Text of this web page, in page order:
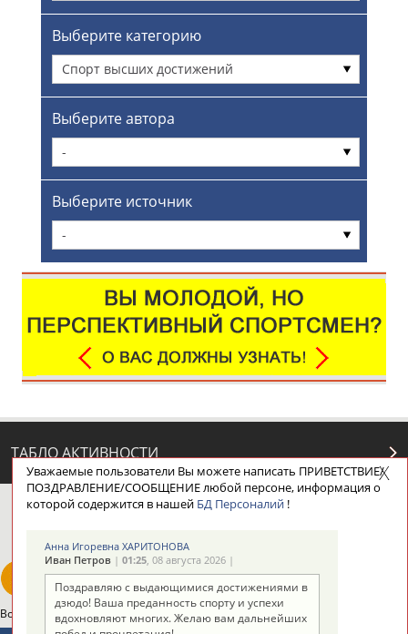
Выберите категорию
Спорт высших достижений
Выберите автора
-
Выберите источник
-
ТАБЛО АКТИВНОСТИ
ЦЕЛИ ПРОЕКТА НАШИ КНОПКИ
Вопросы сотрудничества и совместной деятельностиinform@infosport.ru
Уважаемые пользователи Вы можете написать ПРИВЕТСТВИЕ/
ПОЗДРАВЛЕНИЕ/СООБЩЕНИЕ любой персоне, информация о
которой содержится в нашей БД Персоналий!
Анна Игоревна ХАРИТОНОВА
Иван Петров| 01:25, 08 августа 2026 |
Поздравляю с выдающимися достижениями в
дзюдо! Ваша преданность спорту и успехи
вдохновляют многих. Желаю вам дальнейших